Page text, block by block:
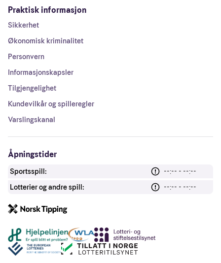
Praktisk informasjon
Sikkerhet
Økonomisk kriminalitet
Personvern
Informasjonskapsler
Tilgjengelighet
Kundevilkår og spilleregler
Varslingskanal
Åpningstider
Sportsspill:
--:-- - --:--
Lotterier og andre spill:
--:-- - --:--
Andre lenker